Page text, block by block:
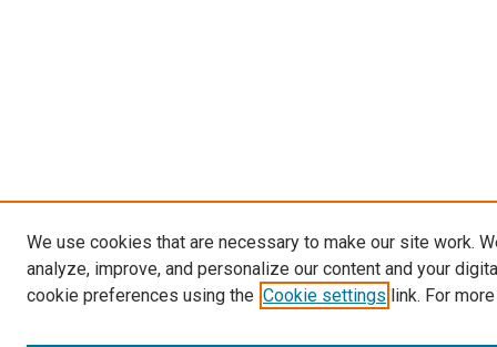
We use cookies that are necessary to make our site work.
analyze, improve, and personalize our content and your
cookie preferences using the Cookie settings link. For